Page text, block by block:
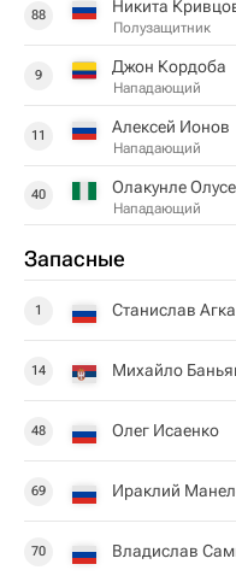
88 Никита
Полузащитник
9 Джон Кордоба
Нападающий
11 Алексей Ионов
Нападающий
40 Олакунле
Нападающий
Запасные
1 Станислав
14 Михайло
48 Олег Исаенко
69 Ираклий
70 Владислав